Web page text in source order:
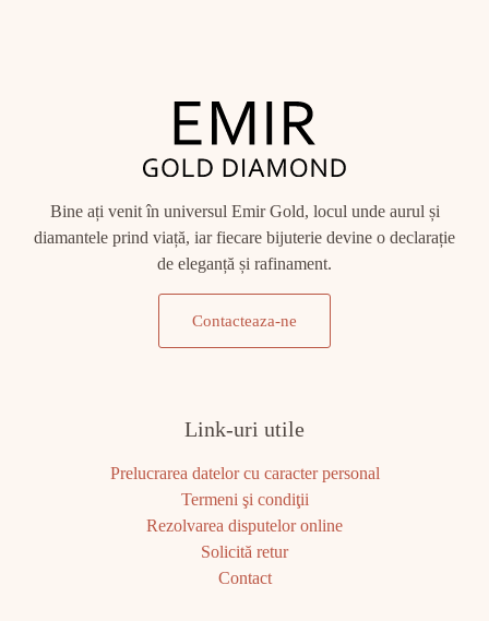
Bine ați venit în universul Emir Gold, locul unde aurul și
diamantele prind viață, iar fiecare bijuterie devine o declarație
de eleganță și rafinament.
Contacteaza-ne
Link-uri utile
Prelucrarea datelor cu caracter personal
Termeni şi condiţii
Rezolvarea disputelor online
Solicită retur
Contact